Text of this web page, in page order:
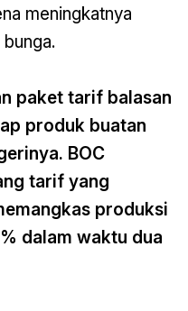
meningkatnya
paket tarif balasan
produk buatan
BOC
tarif yang
produksi
dalam waktu dua